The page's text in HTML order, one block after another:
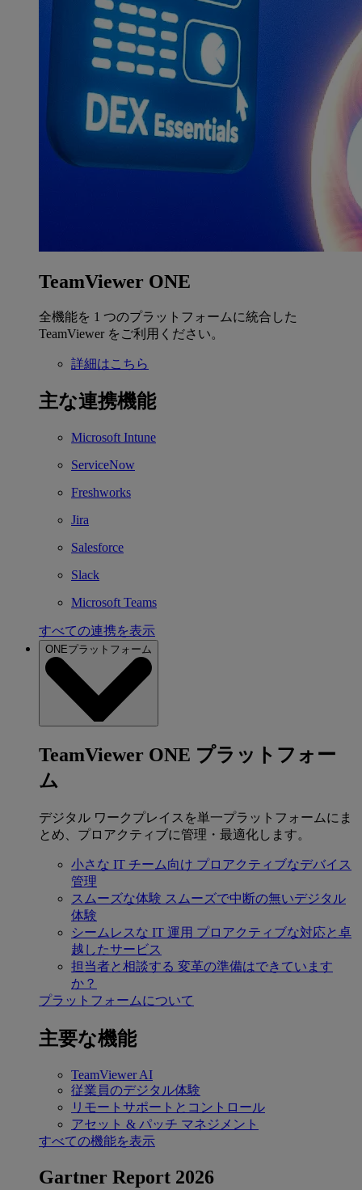
TeamViewer ONE
全機能を 1 つのプラットフォームに統合した
TeamViewer をご利用ください。
詳細はこちら
主な連携機能
Microsoft Intune
ServiceNow
Freshworks
Jira
Salesforce
Slack
Microsoft Teams
すべての連携を表示
ONEプラットフォーム
TeamViewer ONE プラットフォー
ム
デジタル ワークプレイスを単一プラットフォームにま
とめ、プロアクティブに管理・最適化します。
小さな IT チーム向け プロアクティブなデバイス
管理
スムーズな体験 スムーズで中断の無いデジタル
体験
シームレスな IT 運用 プロアクティブな対応と卓
越したサービス
担当者と相談する 変革の準備はできています
か？
プラットフォームについて
主要な機能
TeamViewer AI
従業員のデジタル体験
リモートサポートとコントロール
アセット & パッチ マネジメント
すべての機能を表示
Gartner Report 2026